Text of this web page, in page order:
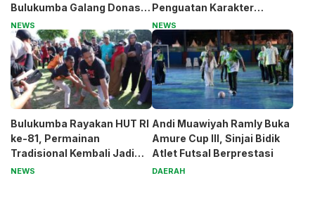
Bulukumba Galang Donasi
untuk Pak Pardi
NEWS
Penguatan Karakter
Generasi Muda
NEWS
Bulukumba Rayakan HUT RI
ke-81, Permainan
Tradisional Kembali Jadi
Magnet
NEWS
Andi Muawiyah Ramly Buka
Amure Cup III, Sinjai Bidik
Atlet Futsal Berprestasi
DAERAH